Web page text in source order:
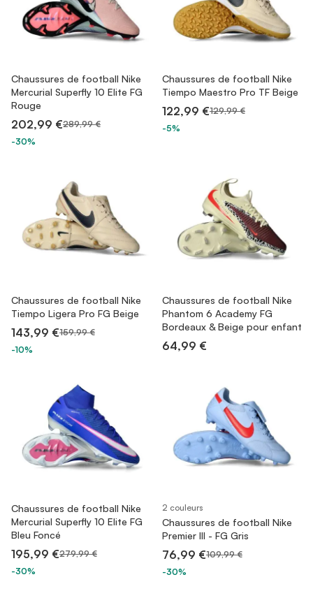
Chaussures de football Nike
Mercurial Superfly 10 Elite FG
Rouge
202,99 €289,99 €
-30%
Chaussures de football Nike
Tiempo Maestro Pro TF Beige
122,99 €129,99 €
-5%
Chaussures de football Nike
Tiempo Ligera Pro FG Beige
143,99 €159,99 €
-10%
Chaussures de football Nike
Phantom 6 Academy FG
Bordeaux & Beige pour enfant
64,99 €
Chaussures de football Nike
Mercurial Superfly 10 Elite FG
Bleu Foncé
195,99 €279,99 €
-30%
2 couleurs
Chaussures de football Nike
Premier III - FG Gris
76,99 €109,99 €
-30%